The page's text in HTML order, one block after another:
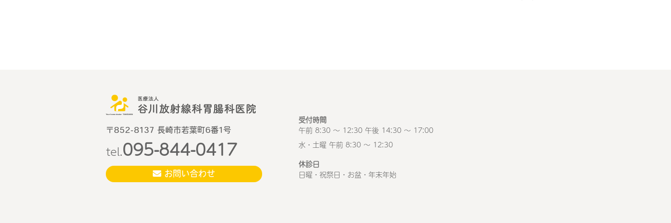
〒852-8137 長崎市若葉町6番1号
tel.095-844-0417
お問い合わせ
受付時間
午前 8:30 ～ 12:30 午後 14:30 ～ 17:00
水・土曜 午前 8:30 ～ 12:30
休診日
日曜・祝祭日・お盆・年末年始